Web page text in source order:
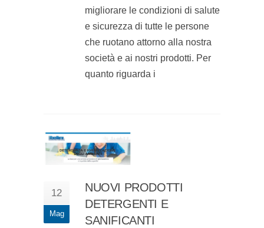
migliorare le condizioni di salute
e sicurezza di tutte le persone
che ruotano attorno alla nostra
società e ai nostri prodotti. Per
quanto riguarda i
12
Mag
NUOVI PRODOTTI
DETERGENTI E
SANIFICANTI